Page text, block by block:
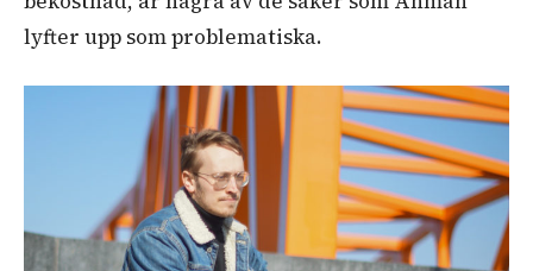
lyfter upp som problematiska.